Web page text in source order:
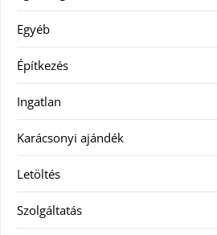
Egyéb
Építkezés
Ingatlan
Karácsonyi ajándék
Letöltés
Szolgáltatás